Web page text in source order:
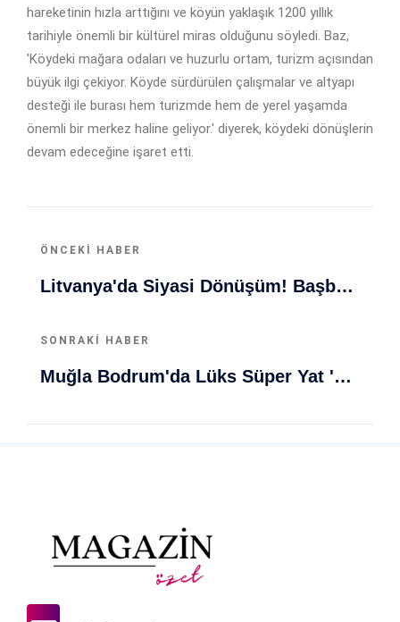
hareketinin hızla arttığını ve köyün yaklaşık 1200 yıllık
tarihiyle önemli bir kültürel miras olduğunu söyledi. Baz,
'Köydeki mağara odaları ve huzurlu ortam, turizm açısından
büyük ilgi çekiyor. Köyde sürdürülen çalışmalar ve altyapı
desteği ile burası hem turizmde hem de yerel yaşamda
önemli bir merkez haline geliyor.' diyerek, köydeki dönüşlerin
devam edeceğine işaret etti.
ÖNCEKI HABER
Litvanya'da Siyasi Dönüşüm! Başbakan Ruginienė'nin İstifası Ve Yeni Koalisyon Yaklaşıyor
SONRAKI HABER
Muğla Bodrum'da Lüks Süper Yat 'Golden Odyssey' Demirledi